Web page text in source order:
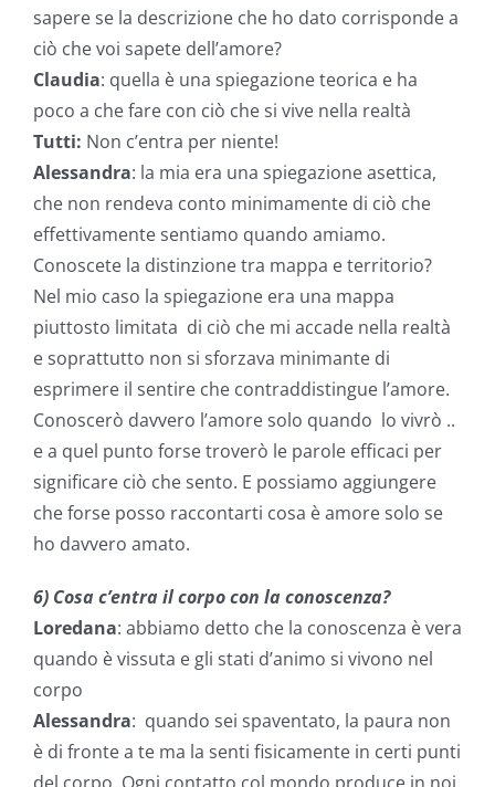
sapere se la descrizione che ho dato corrisponde a
ciò che voi sapete dell’amore?
Claudia: quella è una spiegazione teorica e ha
poco a che fare con ciò che si vive nella realtà
Tutti: Non c’entra per niente!
Alessandra: la mia era una spiegazione asettica,
che non rendeva conto minimamente di ciò che
effettivamente sentiamo quando amiamo.
Conoscete la distinzione tra mappa e territorio?
Nel mio caso la spiegazione era una mappa
piuttosto limitata di ciò che mi accade nella realtà
e soprattutto non si sforzava minimante di
esprimere il sentire che contraddistingue l’amore.
Conoscerò davvero l’amore solo quando lo vivrò ..
e a quel punto forse troverò le parole efficaci per
significare ciò che sento. E possiamo aggiungere
che forse posso raccontarti cosa è amore solo se
ho davvero amato.
6) Cosa c’entra il corpo con la conoscenza?
Loredana: abbiamo detto che la conoscenza è vera
quando è vissuta e gli stati d’animo si vivono nel
corpo
Alessandra: quando sei spaventato, la paura non
è di fronte a te ma la senti fisicamente in certi punti